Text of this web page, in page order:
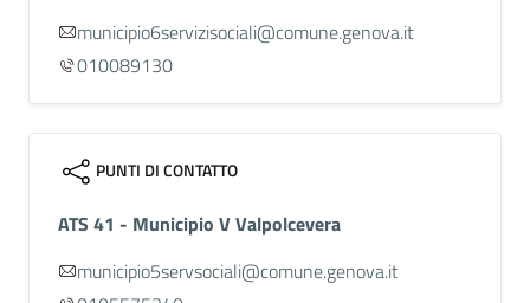
municipio6servizisociali@comune.genova.it
010089130
PUNTI DI CONTATTO
ATS 41 - Municipio V Valpolcevera
municipio5servsociali@comune.genova.it